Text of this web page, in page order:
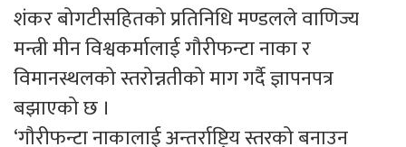
शंकर बोगटीसहितको प्रतिनिधि मण्डलले वाणिज्य
मन्त्री मीन विश्वकर्मालाई गौरीफन्टा नाका र
विमानस्थलको स्तरोन्नतीको माग गर्दै ज्ञापनपत्र
बझाएको छ ।
‘गौरीफन्टा नाकालाई अन्तर्राष्ट्रिय स्तरको बनाउन